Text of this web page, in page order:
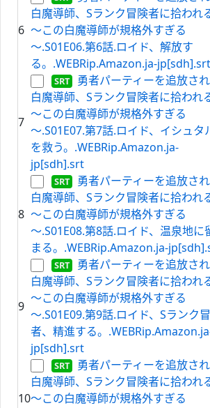
6
白魔導師、Sランク冒険者に拾われ
～この白魔導師が規格外すぎる
～.S01E06.第6話.ロイド、解放す
る。.WEBRip.Amazon.ja-jp[sdh].srt
7
勇者パーティーを追放さ
白魔導師、Sランク冒険者に拾われ
～この白魔導師が規格外すぎる
～.S01E07.第7話.ロイド、イシュタ
を救う。.WEBRip.Amazon.ja-
jp[sdh].srt
8
勇者パーティーを追放さ
白魔導師、Sランク冒険者に拾われ
～この白魔導師が規格外すぎる
～.S01E08.第8話.ロイド、温泉地に
まる。.WEBRip.Amazon.ja-
9
勇者パーティーを追放さ
白魔導師、Sランク冒険者に拾われ
～この白魔導師が規格外すぎる
～.S01E09.第9話.ロイド、Sランク
者、精進する。
jp[sdh].srt
10
勇者パーティーを追放さ
白魔導師、Sランク冒険者に拾われ
～この白魔導師が規格外すぎる